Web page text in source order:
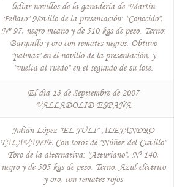
lidiar novillos de la ganadería de "Martín
Peñato" Novillo de la presentación: "Conocido",
Nº 97, negro meano y de 510 kgs de peso. Terno:
Barquillo y oro con remates negros. Obtuvo
"palmas" en el novillo de la presentación, y
"vuelta al ruedo" en el segundo de su lote.
El día 13 de Septiembre de 2007
VALLADOLID ESPAÑA
Julián López "EL JULI" ALEJANDRO
TALAVANTE Con toros de "Núñez del Cuvillo"
Toro de la alternativa: "Asturiano", Nº 140,
negro y de 505 kgs de peso. Terno: Azul eléctrico
y oro, con remates rojos